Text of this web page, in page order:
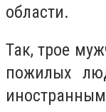
области.
Так, трое
пожилых